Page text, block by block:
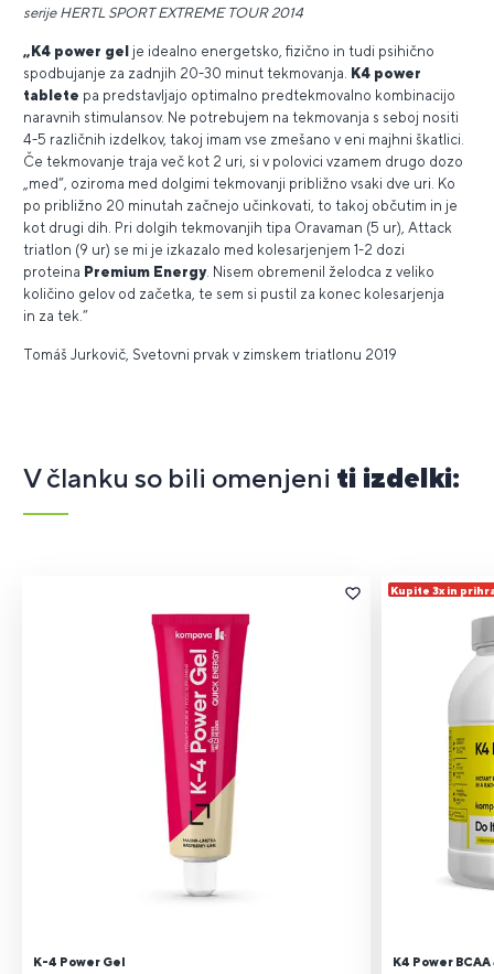
serije HERTL SPORT EXTREME TOUR 2014
„K4 power gel je idealno energetsko, fizično in tudi psihično
spodbujanje za zadnjih 20-30 minut tekmovanja.
K4 power
tablete pa predstavljajo optimalno predtekmovalno kombinacijo
naravnih stimulansov. Ne potrebujem na tekmovanja s seboj nositi
4-5 različnih izdelkov, takoj imam vse zmešano v eni majhni škatlici.
Če tekmovanje traja več kot 2 uri, si v polovici vzamem drugo dozo
„med“, oziroma med dolgimi tekmovanji približno vsaki dve uri. Ko
po približno 20 minutah začnejo učinkovati, to takoj občutim in je
kot drugi dih. Pri dolgih tekmovanjih tipa Oravaman (5 ur), Attack
triatlon (9 ur) se mi je izkazalo med kolesarjenjem 1-2 dozi
proteina Premium Energy. Nisem obremenil želodca z veliko
količino gelov od začetka, te sem si pustil za konec kolesarjenja
in za tek.“
Tomáš Jurkovič, Svetovni prvak v zimskem triatlonu 2019
V članku so bili omenjeni ti izdelki:
K-4 Power Gel
Kupite 3x in
K4 Power